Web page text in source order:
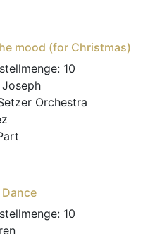
mood (for Christmas)
10
Joseph
Orchestra
10